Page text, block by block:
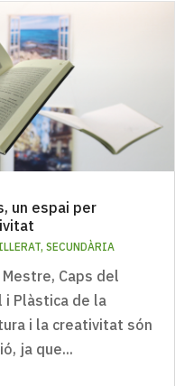
un espai per
, SECUNDÀRIA
Caps del
i Plàstica de la
i la creativitat són
ja que...